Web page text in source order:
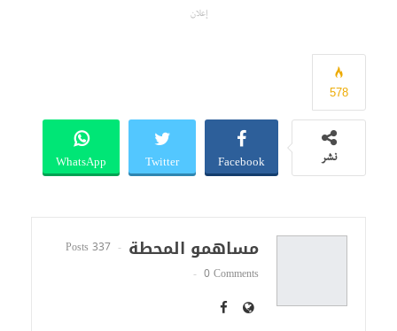
إعلان
578
نشر Facebook
Twitter
WhatsApp
مساهمو المحطة
337 Posts
0 Comments